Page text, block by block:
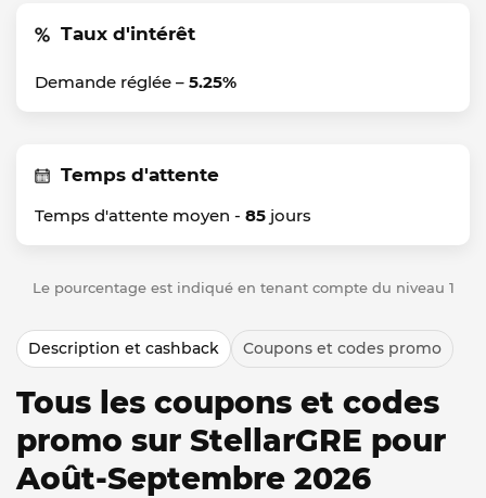
Taux d'intérêt
Demande réglée – 5.25%
Temps d'attente
Temps d'attente moyen - 85 jours
Le pourcentage est indiqué en tenant compte du niveau 1
Description et cashback Coupons et codes promo
Tous les coupons et codes
promo sur StellarGRE pour
Août-Septembre 2026